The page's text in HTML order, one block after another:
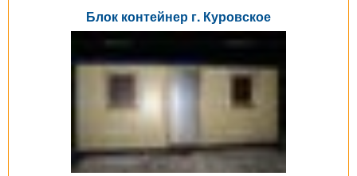
Блок контейнер г. Куровское